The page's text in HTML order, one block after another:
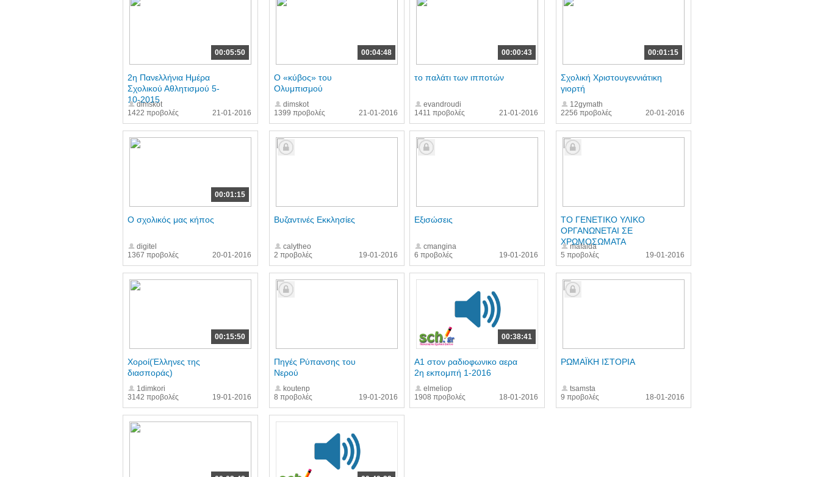
00:05:50
1422 προβολές
2η Πανελλήνια Ημέρα
Σχολικού Αθλητισμού 5-
10-2015
dimskot
21-01-2016
00:04:48
1399 προβολές
Ο «κύβος» του
Ολυμπισμού
dimskot
21-01-2016
00:00:43
1411 προβολές
το παλάτι των ιπποτών
evandroudi
21-01-2016
00:01:15
2256 προβολές
Σχολική Χριστουγεννιάτικη
γιορτή
12gymath
20-01-2016
00:01:15
1367 προβολές
Ο σχολικός μας κήπος
digitel
20-01-2016
2 προβολές
Βυζαντινές Εκκλησίες
calytheo
19-01-2016
6 προβολές
Εξισώσεις
cmangina
19-01-2016
5 προβολές
TO ΓΕΝΕΤΙΚΟ ΥΛΙΚΟ
ΟΡΓΑΝΩΝΕΤΑΙ ΣΕ
ΧΡΩΜΟΣΩΜΑΤΑ
mafalda
19-01-2016
00:15:50
3142 προβολές
Χοροί(Έλληνες της
διασποράς)
1dimkori
19-01-2016
8 προβολές
Πηγές Ρύπανσης του
Νερού
koutenp
19-01-2016
00:38:41
1908 προβολές
Α1 στον ραδιοφωνικο αερα
2η εκπομπή 1-2016
elmeliop
18-01-2016
9 προβολές
ΡΩΜΑΪΚΗ ΙΣΤΟΡΙΑ
tsamsta
18-01-2016